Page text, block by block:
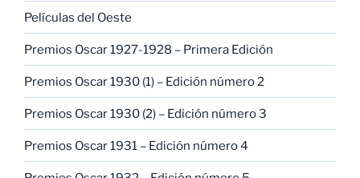
Películas del Oeste
Premios Oscar 1927-1928 – Primera Edición
Premios Oscar 1930 (1) – Edición número 2
Premios Oscar 1930 (2) – Edición número 3
Premios Oscar 1931 – Edición número 4